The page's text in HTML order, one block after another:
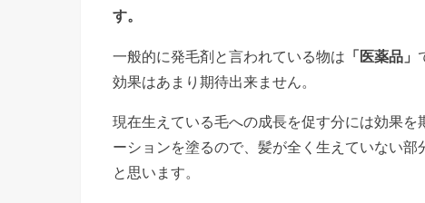
す。
一般的に発毛剤と言われている物は 「医薬品」
効果はあまり期待出来ません。
現在生えている毛への成長を促す分には効果
ーションを塗るので、髪が全く生えていない
と思います。